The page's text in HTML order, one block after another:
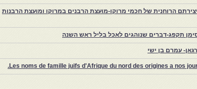
הרוחנית של חכמי מרוקו-מועצת הרבנים במרוקו ומועצת הרבנות
תקפג-דברים שנוהגים לאכל בליל ראש השנה
עמרם בן ישי
Les noms de famille juifs d'Afrique du nord des origines a nos